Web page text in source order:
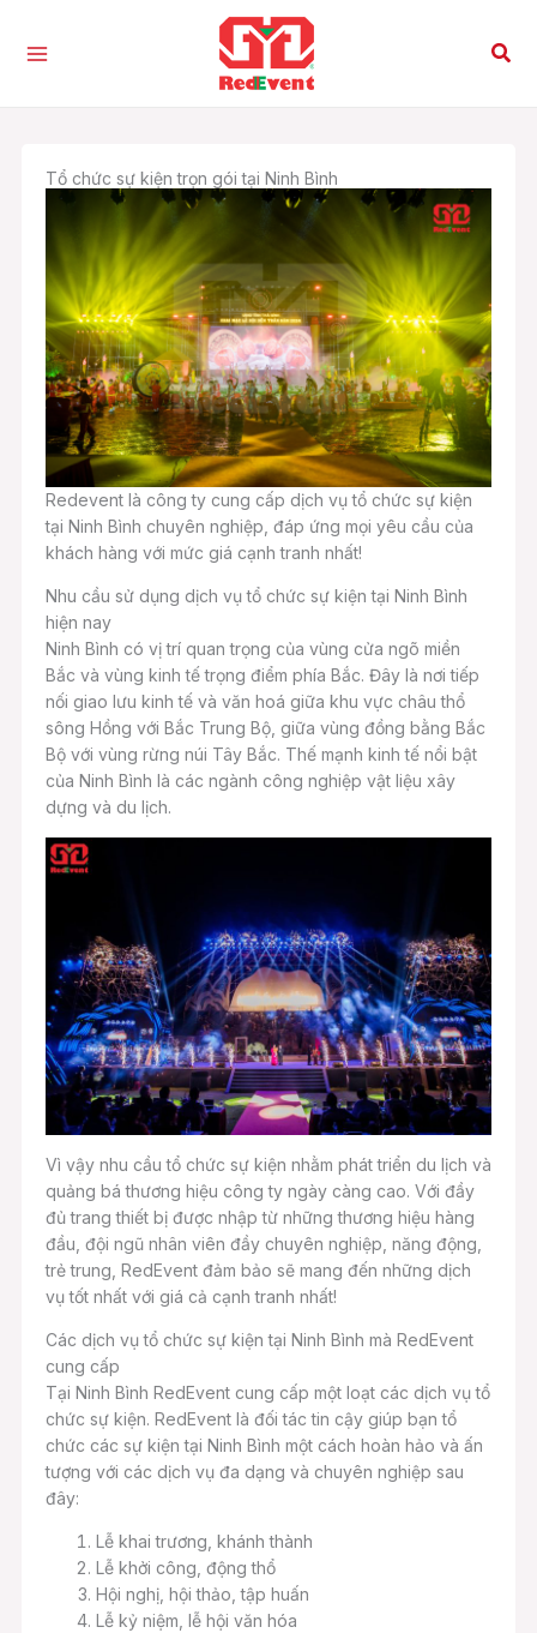
Tìm
Tổ chức sự kiện trọn gói tại Ninh Bình
Redevent là công ty cung cấp dịch vụ tổ chức sự kiện
tại Ninh Bình chuyên nghiệp, đáp ứng mọi yêu cầu của
khách hàng với mức giá cạnh tranh nhất!
Nhu cầu sử dụng dịch vụ tổ chức sự kiện tại Ninh Bình
hiện nay
Ninh Bình có vị trí quan trọng của vùng cửa ngõ miền
Bắc và vùng kinh tế trọng điểm phía Bắc. Đây là nơi tiếp
nối giao lưu kinh tế và văn hoá giữa khu vực châu thổ
sông Hồng với Bắc Trung Bộ, giữa vùng đồng bằng Bắc
Bộ với vùng rừng núi Tây Bắc. Thế mạnh kinh tế nổi bật
của Ninh Bình là các ngành công nghiệp vật liệu xây
dựng và du lịch.
Vì vậy nhu cầu tổ chức sự kiện nhằm phát triển du lịch và
quảng bá thương hiệu công ty ngày càng cao. Với đầy
đủ trang thiết bị được nhập từ những thương hiệu hàng
đầu, đội ngũ nhân viên đầy chuyên nghiệp, năng động,
trẻ trung, RedEvent đảm bảo sẽ mang đến những dịch
vụ tốt nhất với giá cả cạnh tranh nhất!
Các dịch vụ tổ chức sự kiện tại Ninh Bình mà RedEvent
cung cấp
Tại Ninh Bình RedEvent cung cấp một loạt các dịch vụ tổ
chức sự kiện. RedEvent là đối tác tin cậy giúp bạn tổ
chức các sự kiện tại Ninh Bình một cách hoàn hảo và ấn
tượng với các dịch vụ đa dạng và chuyên nghiệp sau
đây:
Lễ khai trương, khánh thành
Lễ khởi công, động thổ
Hội nghị, hội thảo, tập huấn
Lễ kỷ niệm, lễ hội văn hóa